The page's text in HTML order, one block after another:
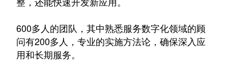
600多人的团队，其中熟悉服务数字化领域的顾
问有200多人，专业的实施方法论，确保深入应
用和长期服务。